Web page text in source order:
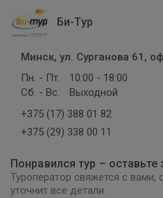
Би-Тур
Минск, ул. Сурганова 61,
Пн. - Пт.
10:00 - 18:00
Сб. - Вс.
Выходной
+375 (17) 388 01 82
+375 (29) 338 00 11
Понравился тур – оставьте
Туроператор свяжется с вами,
уточнит все детали.